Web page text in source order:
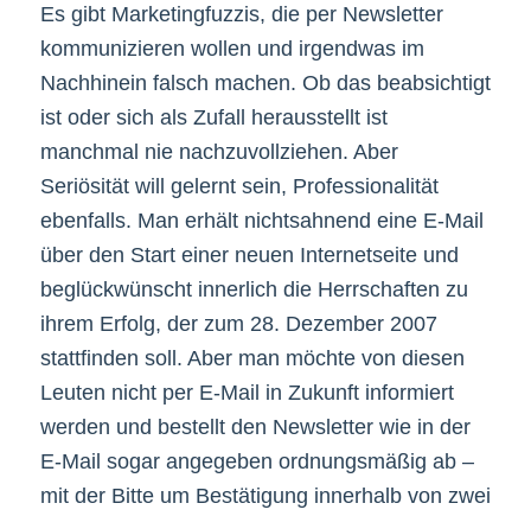
Es gibt Marketingfuzzis, die per Newsletter
kommunizieren wollen und irgendwas im
Nachhinein falsch machen. Ob das beabsichtigt
ist oder sich als Zufall herausstellt ist
manchmal nie nachzuvollziehen. Aber
Seriösität will gelernt sein, Professionalität
ebenfalls. Man erhält nichtsahnend eine E-Mail
über den Start einer neuen Internetseite und
beglückwünscht innerlich die Herrschaften zu
ihrem Erfolg, der zum 28. Dezember 2007
stattfinden soll. Aber man möchte von diesen
Leuten nicht per E-Mail in Zukunft informiert
werden und bestellt den Newsletter wie in der
E-Mail sogar angegeben ordnungsmäßig ab –
mit der Bitte um Bestätigung innerhalb von zwei